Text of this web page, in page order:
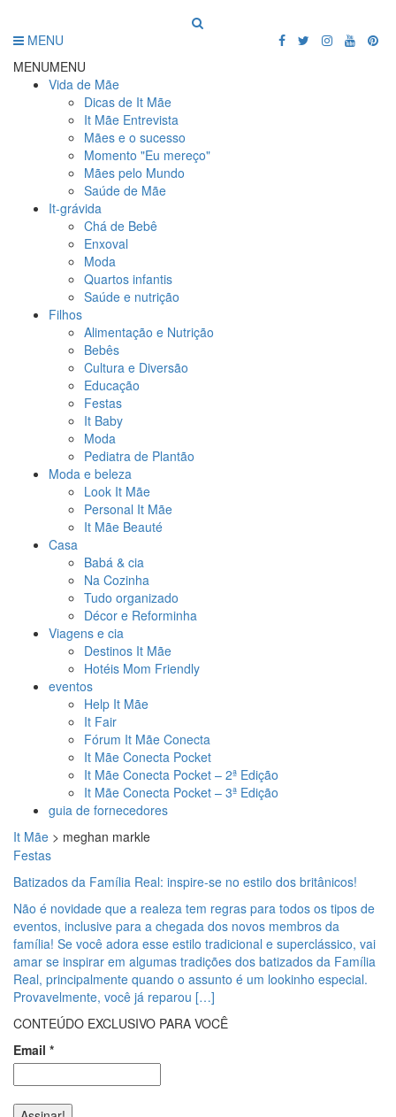
MENU
MENUMENU
Vida de Mãe
Dicas de It Mãe
It Mãe Entrevista
Mães e o sucesso
Momento "Eu mereço"
Mães pelo Mundo
Saúde de Mãe
It-grávida
Chá de Bebê
Enxoval
Moda
Quartos infantis
Saúde e nutrição
Filhos
Alimentação e Nutrição
Bebês
Cultura e Diversão
Educação
Festas
It Baby
Moda
Pediatra de Plantão
Moda e beleza
Look It Mãe
Personal It Mãe
It Mãe Beauté
Casa
Babá & cia
Na Cozinha
Tudo organizado
Décor e Reforminha
Viagens e cia
Destinos It Mãe
Hotéis Mom Friendly
eventos
Help It Mãe
It Fair
Fórum It Mãe Conecta
It Mãe Conecta Pocket
It Mãe Conecta Pocket – 2ª Edição
It Mãe Conecta Pocket – 3ª Edição
guia de fornecedores
It Mãe > meghan markle
Festas
Batizados da Família Real: inspire-se no estilo dos britânicos!
Não é novidade que a realeza tem regras para todos os tipos de
eventos, inclusive para a chegada dos novos membros da
família! Se você adora esse estilo tradicional e superclássico, vai
amar se inspirar em algumas tradições dos batizados da Família
Real, principalmente quando o assunto é um lookinho especial.
Provavelmente, você já reparou […]
CONTEÚDO EXCLUSIVO PARA VOCÊ
Email *